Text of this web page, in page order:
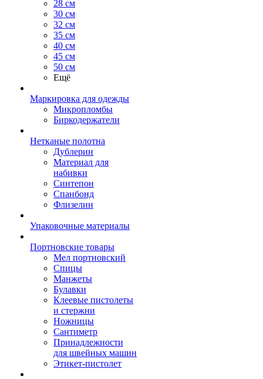
28 см
30 см
32 см
35 см
40 см
45 см
50 см
Ещё
Маркировка для одежды
Микропломбы
Биркодержатели
Нетканые полотна
Дублерин
Материал для
набивки
Синтепон
Спанбонд
Флизелин
Упаковочные материалы
Портновские товары
Мел портновский
Спицы
Манжеты
Булавки
Клеевые пистолеты
и стержни
Ножницы
Сантиметр
Принадлежности
для швейных машин
Этикет-пистолет